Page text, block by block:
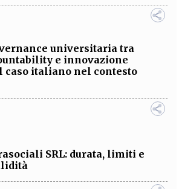
universitaria tra
e innovazione
caso italiano nel contesto
SRL: durata, limiti e